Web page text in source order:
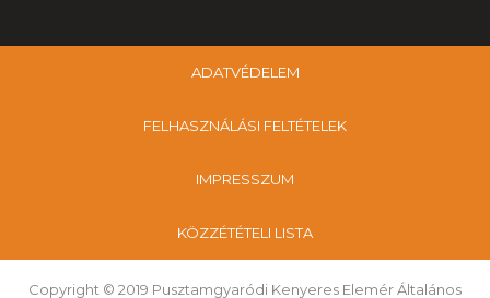
ADATVÉDELEM
FELHASZNÁLÁSI FELTÉTELEK
IMPRESSZUM
KÖZZÉTÉTELI LISTA
Copyright © 2019 Pusztamgyaródi Kenyeres Elemér Általános